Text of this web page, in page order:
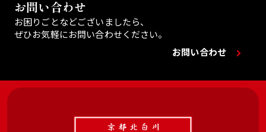
お問い合わせ
お困りごとなどございましたら、
ぜひお気軽にお問い合わせください。
お問い合わせ